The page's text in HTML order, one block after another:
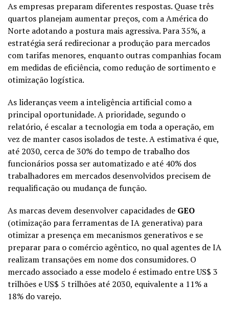
As empresas preparam diferentes respostas. Quase três
quartos planejam aumentar preços, com a América do
Norte adotando a postura mais agressiva. Para 35%, a
estratégia será redirecionar a produção para mercados
com tarifas menores, enquanto outras companhias focam
em medidas de eficiência, como redução de sortimento e
otimização logística.
As lideranças veem a inteligência artificial como a
principal oportunidade. A prioridade, segundo o
relatório, é escalar a tecnologia em toda a operação, em
vez de manter casos isolados de teste. A estimativa é que,
até 2030, cerca de 30% do tempo de trabalho dos
funcionários possa ser automatizado e até 40% dos
trabalhadores em mercados desenvolvidos precisem de
requalificação ou mudança de função.
As marcas devem desenvolver capacidades de GEO
(otimização para ferramentas de IA generativa) para
otimizar a presença em mecanismos generativos e se
preparar para o comércio agêntico, no qual agentes de IA
realizam transações em nome dos consumidores. O
mercado associado a esse modelo é estimado entre US$ 3
trilhões e US$ 5 trilhões até 2030, equivalente a 11% a
18% do varejo.